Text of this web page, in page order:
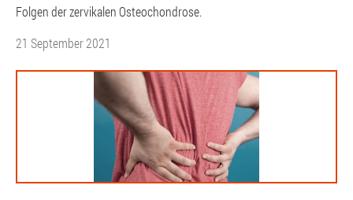
Folgen der zervikalen Osteochondrose.
21 September 2021